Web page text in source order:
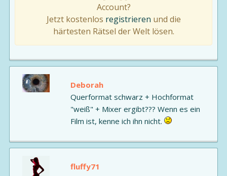
Account?
Jetzt kostenlos registrieren und die
härtesten Rätsel der Welt lösen.
Deborah
Querformat schwarz + Hochformat
"weiß" + Mixer ergibt??? Wenn es ein
Film ist, kenne ich ihn nicht.
fluffy71